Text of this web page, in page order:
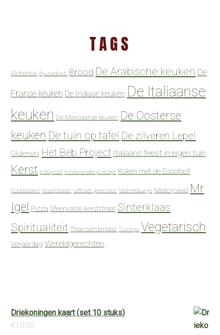
TAGS
Alchemie Ayurvedisch Brood De Arabische keuken De
Franse keuken De Indiase keuken De Italiaanse
keuken De Mexicaanse keuken De Oosterse
keuken De tuin op tafel De zilveren Lepel
Glutenvrij Het Beb Project Italiaans feest in eigen tuin
Kerst Kidsproof Kindvriendelijk recept Koken met de Ecostoof
Kookboeken Krachtkaart Leftover gerechten Mattemburgh Medicijnwiel Mr
Igel
Pizza Sfeervolste kerststraat Sinterklaas
Spiritualiteit Thee combinatie Tuintips Vegetarisch
Verjaardag Wereldgerechten
Driekoningen kaart (set 10 stuks)
€10.00